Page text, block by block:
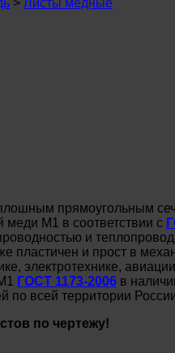
прямоугольным
меди М1 в соответствии с
и
пластичен и прост в
электротехнике,
ГОСТ 1173-2006 в
по всей территории
по чертежу!